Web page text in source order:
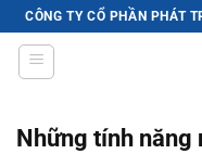
Skip
to
content
CÔNG TY CỔ PHẦN PHÁT
Những tính năng